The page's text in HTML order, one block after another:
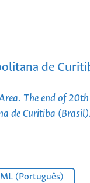
de
The end of
de Curitiba
(Português)